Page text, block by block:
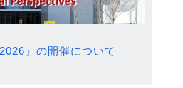
」の開催について